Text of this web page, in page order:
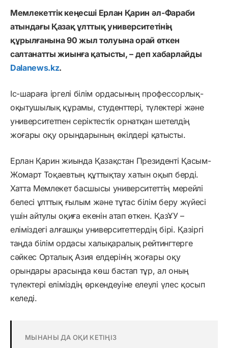
Мемлекеттік кеңесші Ерлан Қарин әл-Фараби
атындағы Қазақ ұлттық университетінің
құрылғанына 90 жыл толуына орай өткен
салтанатты жиынға қатысты, – деп хабарлайды
Dalanews.kz.
Іс-шараға іргелі білім ордасының профессорлық-
оқытушылық құрамы, студенттері, түлектері және
университетпен серіктестік орнатқан шетелдің
жоғары оқу орындарының өкілдері қатысты.
Ерлан Қарин жиында Қазақстан Президенті Қасым-
Жомарт Тоқаевтың құттықтау хатын оқып берді.
Хатта Мемлекет басшысы университеттің мерейлі
белесі ұлттық ғылым және тұтас білім беру жүйесі
үшін айтулы оқиға екенін атап өткен. ҚазҰУ –
еліміздегі алғашқы университеттердің бірі. Қазіргі
таңда білім ордасы халықаралық рейтингтерге
сәйкес Орталық Азия елдерінің жоғары оқу
орындары арасында көш бастап тұр, ал оның
түлектері еліміздің өркендеуіне елеулі үлес қосып
келеді.
МЫНАНЫ ДА ОҚИ КЕТІҢІЗ